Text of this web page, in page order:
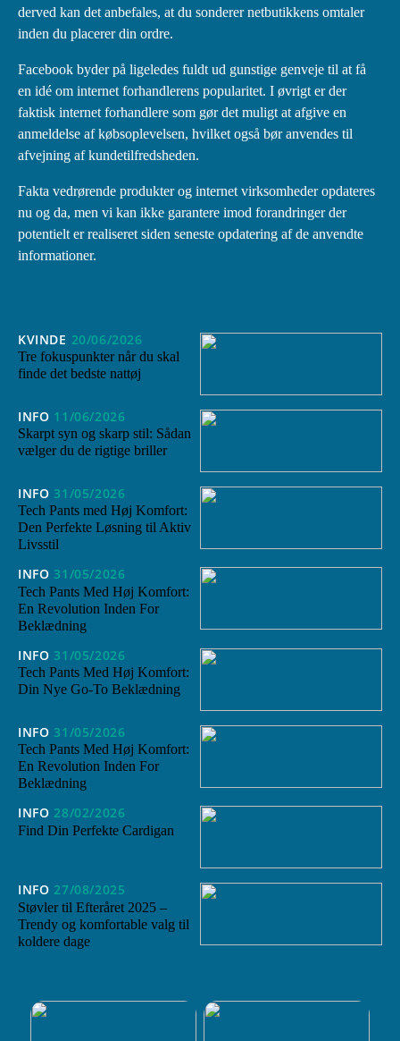
derved kan det anbefales, at du sonderer netbutikkens omtaler
inden du placerer din ordre.
Facebook byder på ligeledes fuldt ud gunstige genveje til at få
en idé om internet forhandlerens popularitet. I øvrigt er der
faktisk internet forhandlere som gør det muligt at afgive en
anmeldelse af købsoplevelsen, hvilket også bør anvendes til
afvejning af kundetilfredsheden.
Fakta vedrørende produkter og internet virksomheder opdateres
nu og da, men vi kan ikke garantere imod forandringer der
potentielt er realiseret siden seneste opdatering af de anvendte
informationer.
KVINDE 20/06/2026
Tre fokuspunkter når du skal
finde det bedste nattøj
INFO 11/06/2026
Skarpt syn og skarp stil: Sådan
vælger du de rigtige briller
INFO 31/05/2026
Tech Pants med Høj Komfort:
Den Perfekte Løsning til Aktiv
Livsstil
INFO 31/05/2026
Tech Pants Med Høj Komfort:
En Revolution Inden For
Beklædning
INFO 31/05/2026
Tech Pants Med Høj Komfort:
Din Nye Go-To Beklædning
INFO 31/05/2026
Tech Pants Med Høj Komfort:
En Revolution Inden For
Beklædning
INFO 28/02/2026
Find Din Perfekte Cardigan
INFO 27/08/2025
Støvler til Efteråret 2025 –
Trendy og komfortable valg til
koldere dage